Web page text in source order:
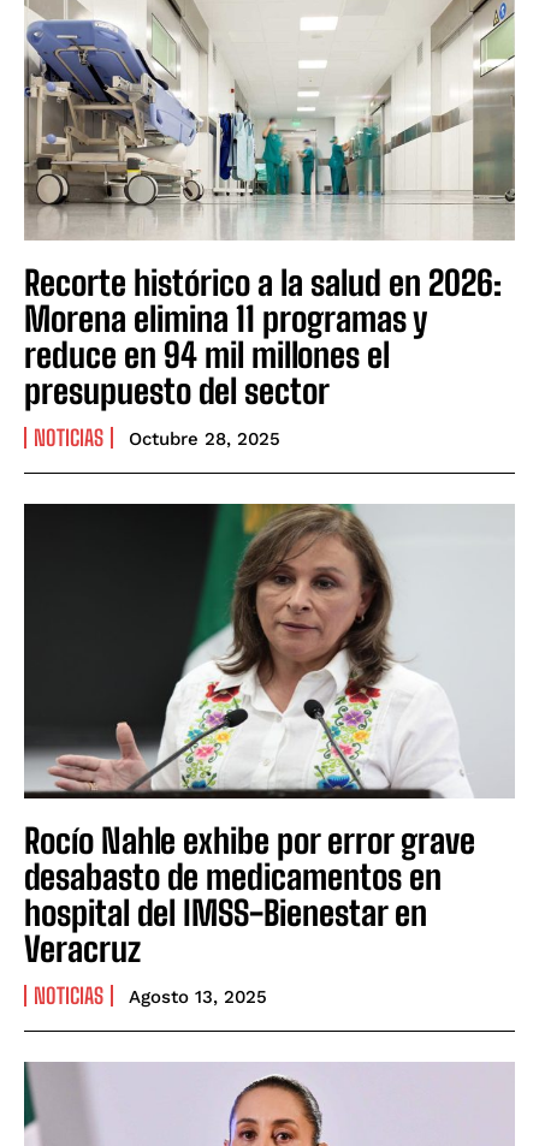
Recorte histórico a la salud en 2026:
Morena elimina 11 programas y
reduce en 94 mil millones el
presupuesto del sector
NOTICIAS Octubre 28, 2025
Rocío Nahle exhibe por error grave
desabasto de medicamentos en
hospital del IMSS-Bienestar en
Veracruz
NOTICIAS Agosto 13, 2025